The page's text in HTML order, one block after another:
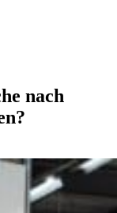
nach